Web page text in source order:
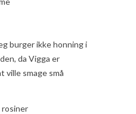
burger ikke honning i
da Vigga er
ville smage små
rosiner